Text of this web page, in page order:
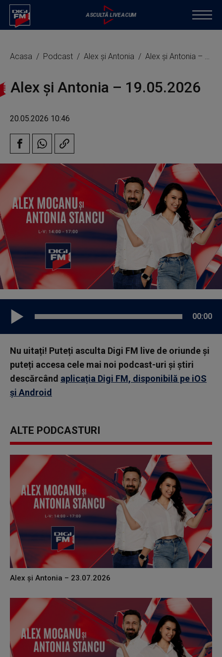
Acasa Podcast Alex și Antonia Alex și Antonia – 19.05.2026
Alex și Antonia – 19.05.2026
20.05.2026 10:46
00:00
Nu uitați! Puteți asculta Digi FM live de oriunde și
puteți accesa cele mai noi podcast-uri și știri
descărcând aplicația Digi FM, disponibilă pe iOS
și Android
ALTE PODCASTURI
Alex și Antonia – 23.07.2026